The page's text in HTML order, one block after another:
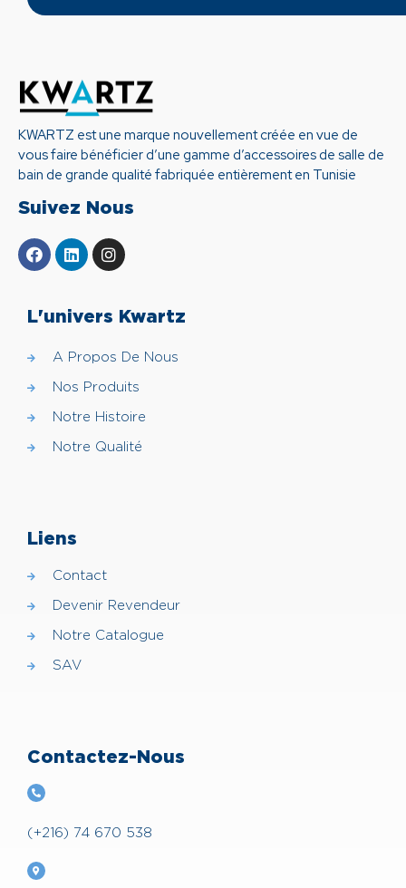
KWARTZ est une marque nouvellement créée en vue de
vous faire bénéficier d’une gamme d’accessoires de salle de
bain de grande qualité fabriquée entièrement en Tunisie
Suivez Nous
L'univers Kwartz
A Propos De Nous
Nos Produits
Notre Histoire
Notre Qualité
Liens
Contact
Devenir Revendeur
Notre Catalogue
SAV
Contactez-Nous
(+216) 74 670 538